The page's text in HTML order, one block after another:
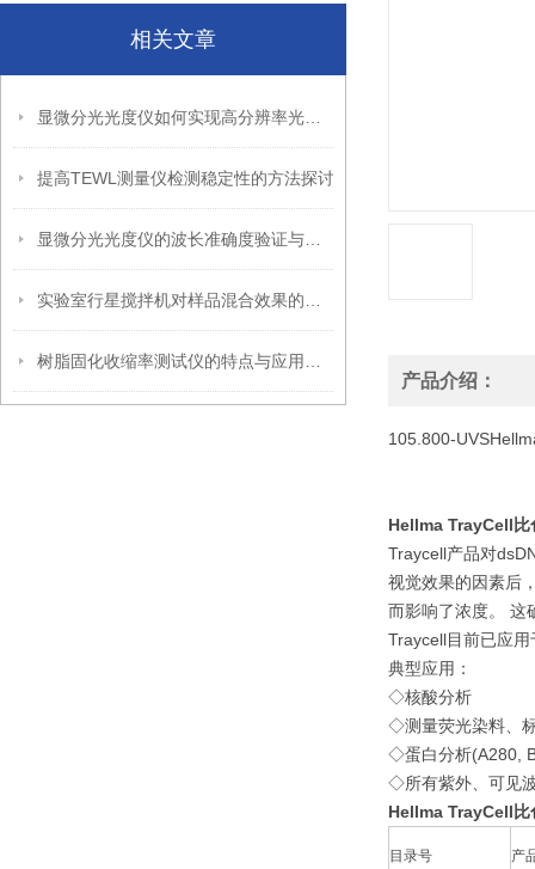
相关文章
提高TEWL测量仪检测稳定性的方法探讨
产品介绍：
105.800-
Hellma TrayCell比
Traycell产品对
视觉效果的因素后
而影响了浓度。 这
Traycell目前已应
典型应用：
◇核酸分析
◇测量荧光染料、
◇蛋白分析(A280,
◇所有紫外、可见
Hellma TrayCell比
目录号 产